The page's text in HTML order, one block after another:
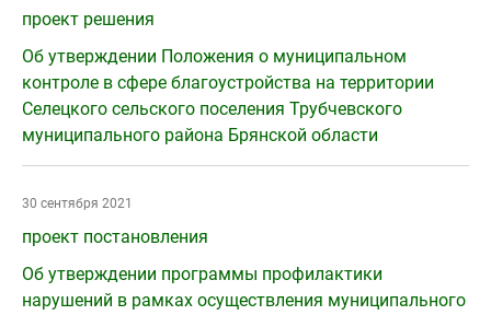
проект решения
Об утверждении Положения о муниципальном
контроле в сфере благоустройства на территории
Селецкого сельского поселения Трубчевского
муниципального района Брянской области
30 сентября 2021
проект постановления
Об утверждении программы профилактики
нарушений в рамках осуществления муниципального